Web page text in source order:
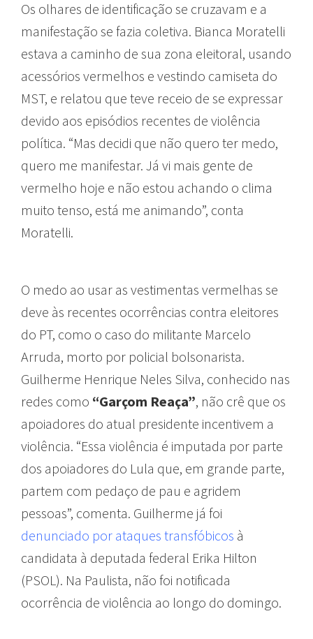
Os olhares de identificação se cruzavam e a
manifestação se fazia coletiva. Bianca Moratelli
estava a caminho de sua zona eleitoral, usando
acessórios vermelhos e vestindo camiseta do
MST, e relatou que teve receio de se expressar
devido aos episódios recentes de violência
política. “Mas decidi que não quero ter medo,
quero me manifestar. Já vi mais gente de
vermelho hoje e não estou achando o clima
muito tenso, está me animando”, conta
Moratelli.
O medo ao usar as vestimentas vermelhas se
deve às recentes ocorrências contra eleitores
do PT, como o caso do militante Marcelo
Arruda, morto por policial bolsonarista.
Guilherme Henrique Neles Silva, conhecido nas
redes como “Garçom Reaça”, não crê que os
apoiadores do atual presidente incentivem a
violência. “Essa violência é imputada por parte
dos apoiadores do Lula que, em grande parte,
partem com pedaço de pau e agridem
pessoas”, comenta. Guilherme já foi
denunciado por ataques transfóbicos à
candidata à deputada federal Erika Hilton
(PSOL). Na Paulista, não foi notificada
ocorrência de violência ao longo do domingo.